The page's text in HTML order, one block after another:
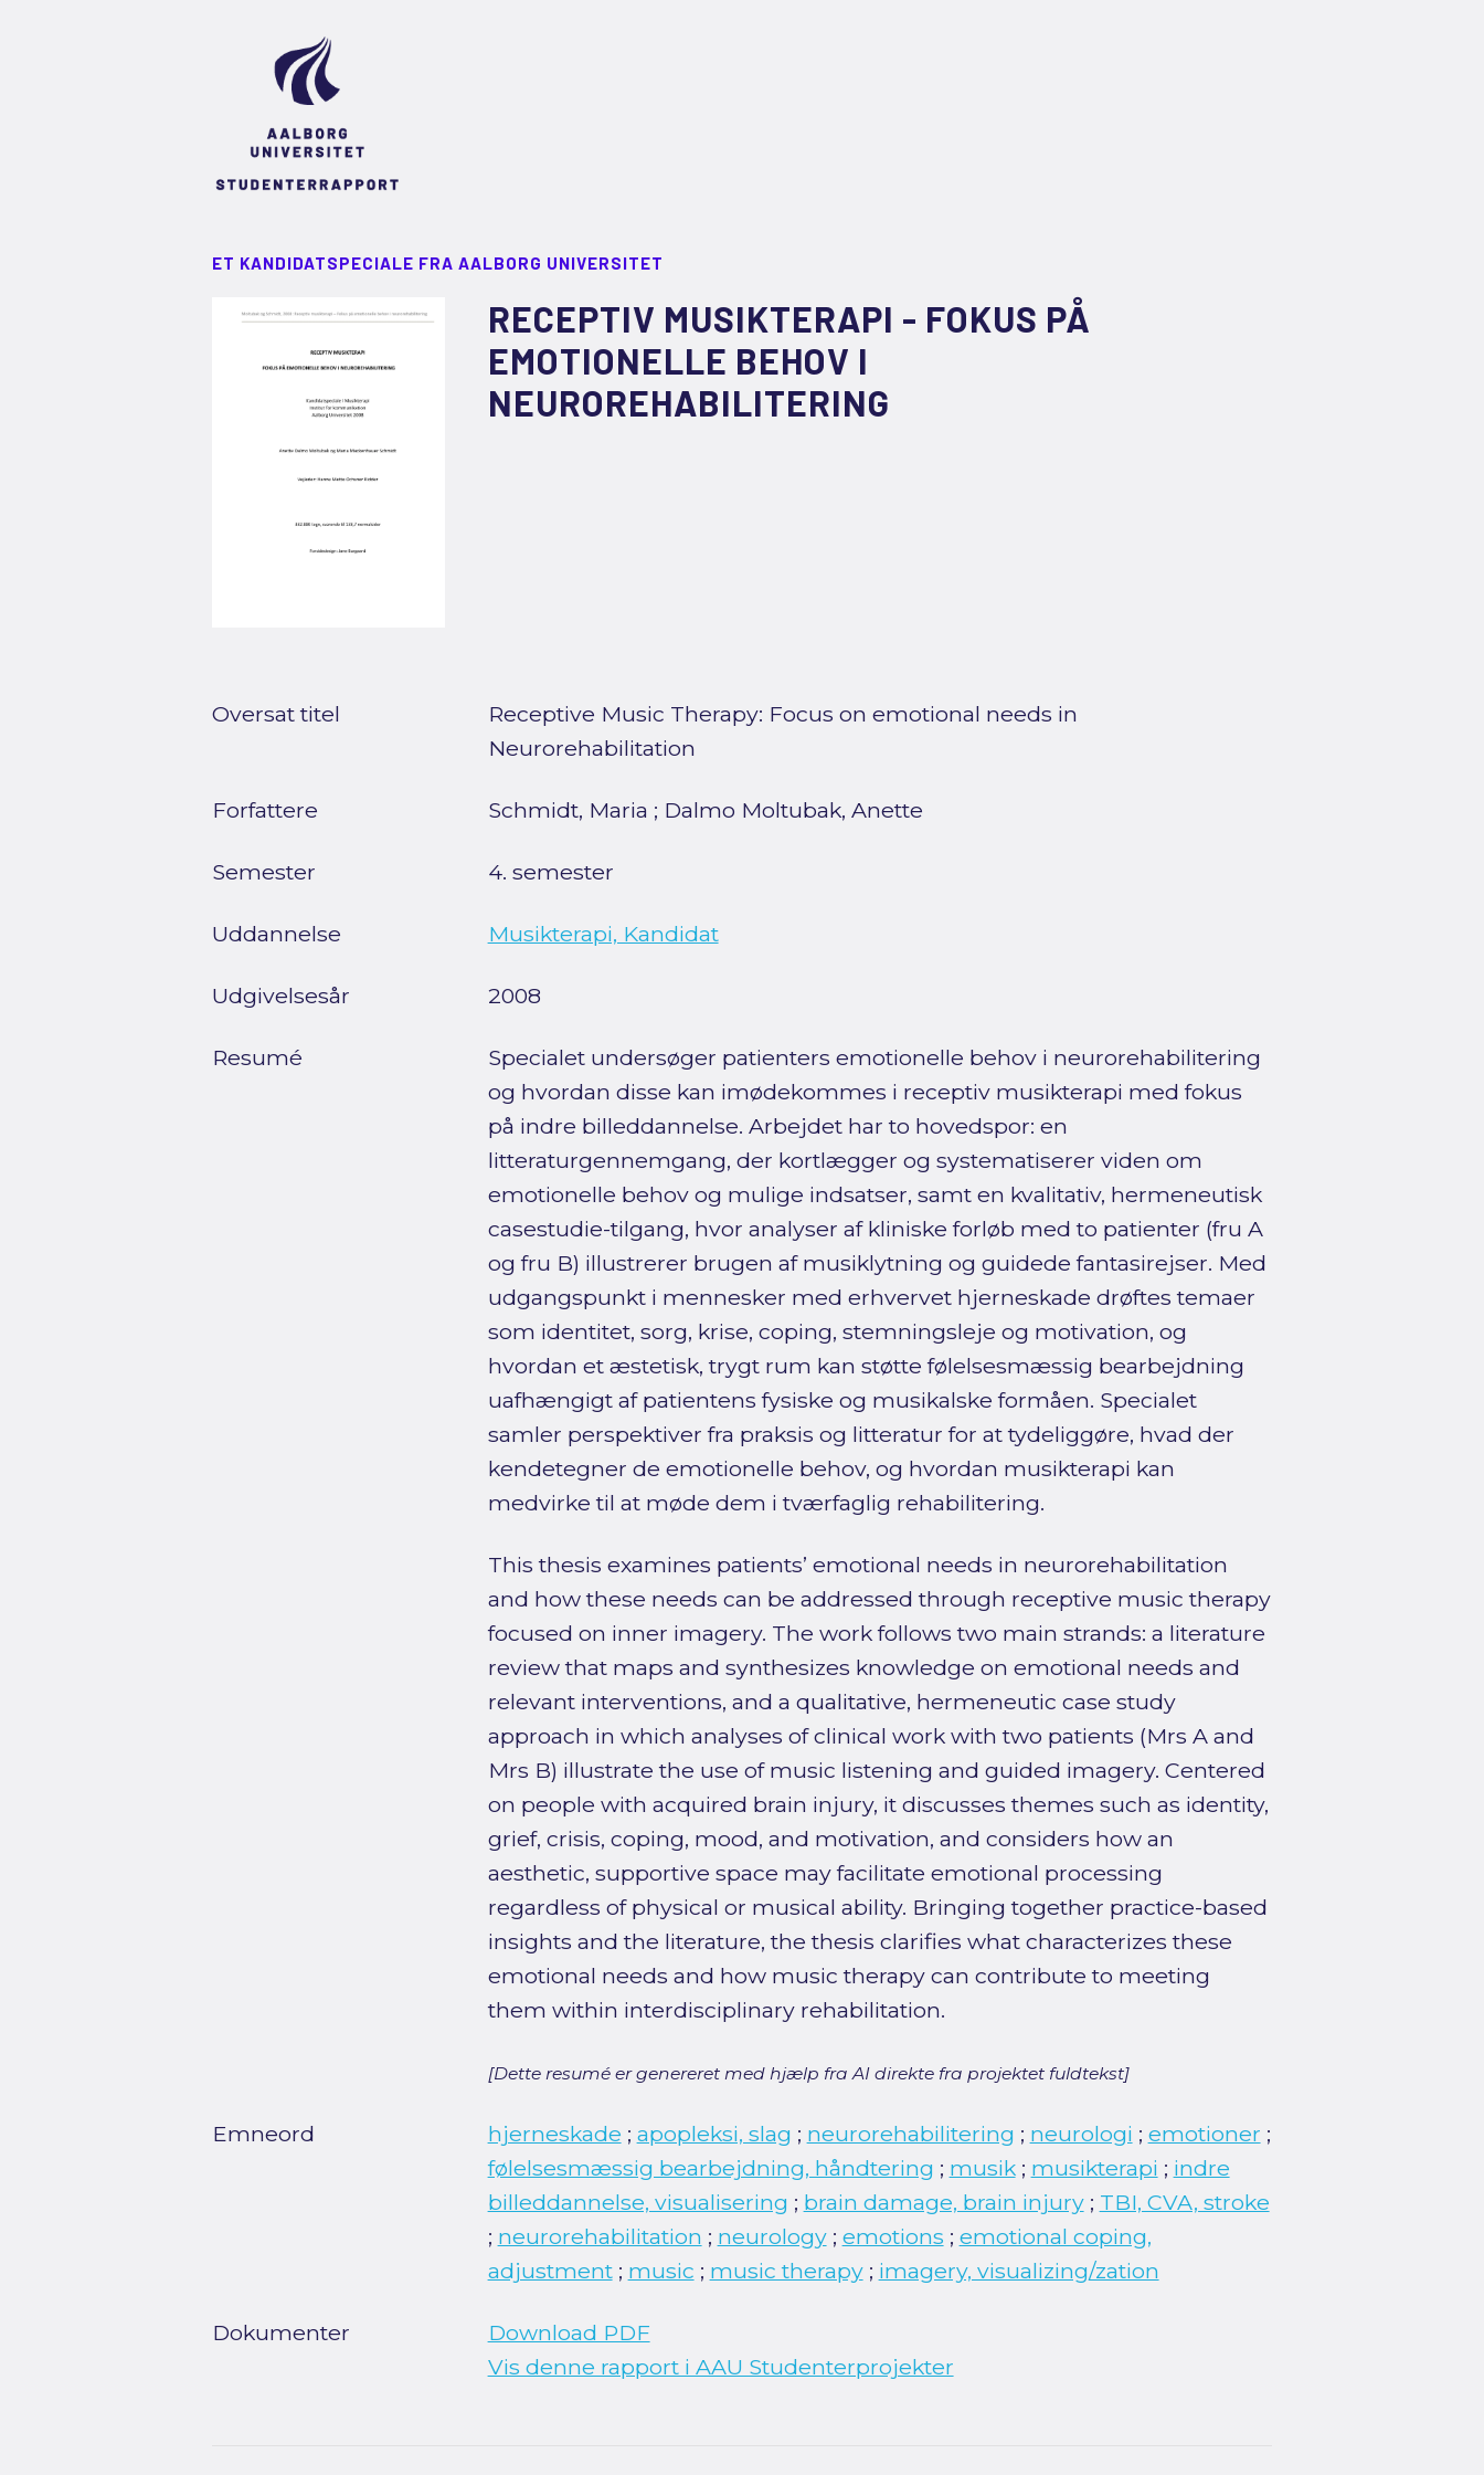
ET KANDIDATSPECIALE FRA AALBORG UNIVERSITET
RECEPTIV MUSIKTERAPI - FOKUS PÅ
EMOTIONELLE BEHOV I
NEUROREHABILITERING
Oversat titel
Receptive Music Therapy: Focus on emotional needs in
Neurorehabilitation
Forfattere Schmidt, Maria ; Dalmo Moltubak, Anette
Semester 4. semester
Uddannelse Musikterapi, Kandidat
Udgivelsesår 2008
Resumé
Specialet undersøger patienters emotionelle behov i neurorehabilitering
og hvordan disse kan imødekommes i receptiv musikterapi med fokus
på indre billeddannelse. Arbejdet har to hovedspor: en
litteraturgennemgang, der kortlægger og systematiserer viden om
emotionelle behov og mulige indsatser, samt en kvalitativ, hermeneutisk
casestudie-tilgang, hvor analyser af kliniske forløb med to patienter (fru A
og fru B) illustrerer brugen af musiklytning og guidede fantasirejser. Med
udgangspunkt i mennesker med erhvervet hjerneskade drøftes temaer
som identitet, sorg, krise, coping, stemningsleje og motivation, og
hvordan et æstetisk, trygt rum kan støtte følelsesmæssig bearbejdning
uafhængigt af patientens fysiske og musikalske formåen. Specialet
samler perspektiver fra praksis og litteratur for at tydeliggøre, hvad der
kendetegner de emotionelle behov, og hvordan musikterapi kan
medvirke til at møde dem i tværfaglig rehabilitering.
This thesis examines patients’ emotional needs in neurorehabilitation
and how these needs can be addressed through receptive music therapy
focused on inner imagery. The work follows two main strands: a literature
review that maps and synthesizes knowledge on emotional needs and
relevant interventions, and a qualitative, hermeneutic case study
approach in which analyses of clinical work with two patients (Mrs A and
Mrs B) illustrate the use of music listening and guided imagery. Centered
on people with acquired brain injury, it discusses themes such as identity,
grief, crisis, coping, mood, and motivation, and considers how an
aesthetic, supportive space may facilitate emotional processing
regardless of physical or musical ability. Bringing together practice-based
insights and the literature, the thesis clarifies what characterizes these
emotional needs and how music therapy can contribute to meeting
them within interdisciplinary rehabilitation.
[Dette resumé er genereret med hjælp fra AI direkte fra projektet fuldtekst]
Emneord hjerneskade ; apopleksi, slag ; neurorehabilitering ; neurologi ; emotioner ;
følelsesmæssig bearbejdning, håndtering ; musik; musikterapi ; indre
billeddannelse, visualisering ; brain damage, brain injury; TBI, CVA, stroke
; neurorehabilitation ; neurology; emotions ; emotional coping,
adjustment; music ; music therapy; imagery, visualizing/zation
Dokumenter
Download PDF
Vis denne rapport i AAU Studenterprojekter